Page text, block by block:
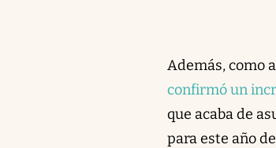
Además, como
confirmó un
que acaba de
para este año